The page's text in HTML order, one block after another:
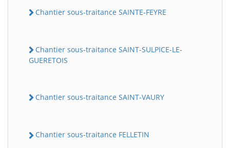
Chantier sous-traitance SAINTE-FEYRE
Chantier sous-traitance SAINT-SULPICE-LE-
GUERETOIS
Chantier sous-traitance SAINT-VAURY
Chantier sous-traitance FELLETIN